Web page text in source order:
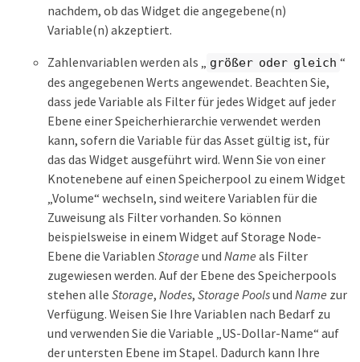
nachdem, ob das Widget die angegebene(n)
Variable(n) akzeptiert.
Zahlenvariablen werden als „
größer oder gleich “
des angegebenen Werts angewendet. Beachten Sie,
dass jede Variable als Filter für jedes Widget auf jeder
Ebene einer Speicherhierarchie verwendet werden
kann, sofern die Variable für das Asset gültig ist, für
das das Widget ausgeführt wird. Wenn Sie von einer
Knotenebene auf einen Speicherpool zu einem Widget
„Volume“ wechseln, sind weitere Variablen für die
Zuweisung als Filter vorhanden. So können
beispielsweise in einem Widget auf Storage Node-
Ebene die Variablen Storage und Name als Filter
zugewiesen werden. Auf der Ebene des Speicherpools
stehen alle Storage, Nodes, Storage Poolsund Name zur
Verfügung. Weisen Sie Ihre Variablen nach Bedarf zu
und verwenden Sie die Variable „US-Dollar-Name“ auf
der untersten Ebene im Stapel. Dadurch kann Ihre